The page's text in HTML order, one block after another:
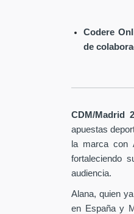
Codere
de
CDM/Madrid
apuestas
la marca con
fortaleciendo
audiencia.
Alana, quien
en España y